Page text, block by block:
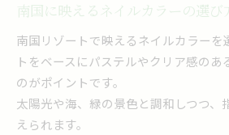
南国に映えるネイルカラーの選び
南国リゾートで映えるネイルカラーを
トをベースにパステルやクリア感のあ
のがポイントです。
太陽光や海、緑の景色と調和しつつ、
えられます。